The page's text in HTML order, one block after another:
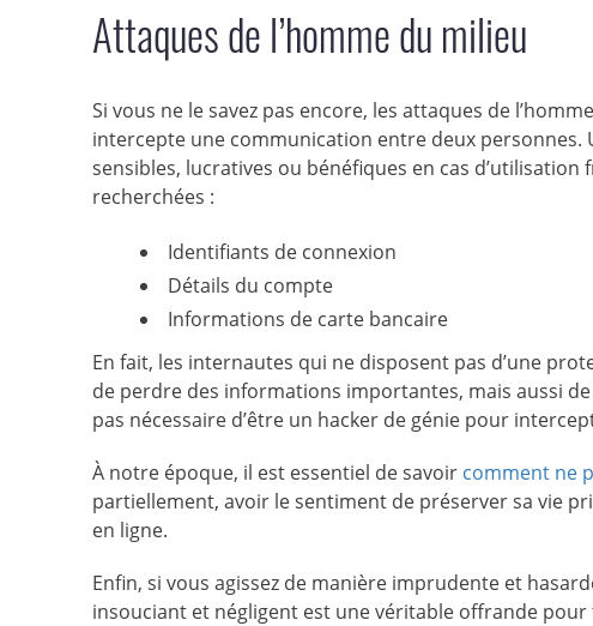
Attaques de l’homme du milieu
Si vous ne le savez pas encore, les attaques de
intercepte une communication entre deux personnes.
sensibles, lucratives ou bénéfiques en cas
recherchées :
Identifiants de connexion
Détails du compte
Informations de carte bancaire
En fait, les internautes qui ne disposent pas d’une
de perdre des informations importantes, mais aussi
pas nécessaire d’être un hacker de génie pour
À notre époque, il est essentiel de savoir comment ne
partiellement, avoir le sentiment de préserver sa vie
en ligne.
Enfin, si vous agissez de manière imprudente et
insouciant et négligent est une véritable offrande